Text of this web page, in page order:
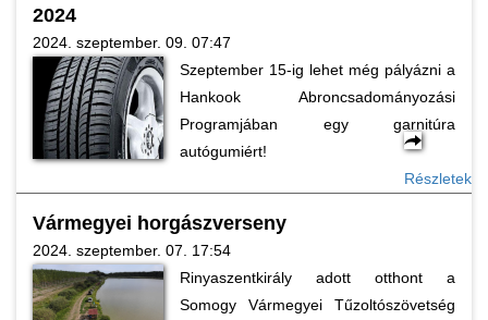
2024
2024. szeptember. 09. 07:47
Szeptember 15-ig lehet még pályázni a
Hankook Abroncsadományozási
Programjában egy garnitúra
autógumiért!
Részletek
Vármegyei horgászverseny
2024. szeptember. 07. 17:54
Rinyaszentkirály adott otthont a
Somogy Vármegyei Tűzoltószövetség